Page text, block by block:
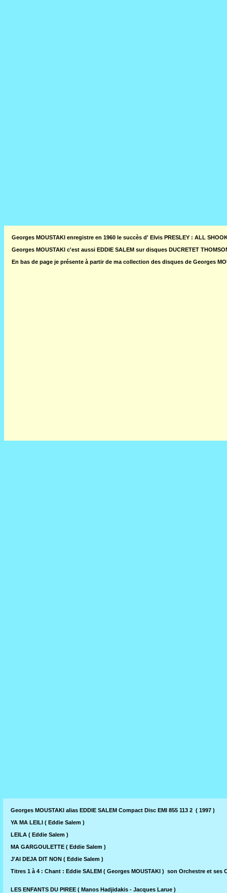
Georges MOUSTAKI enregistre en 1960 le succès d' Elvis PRESLEY : ALL
Georges MOUSTAKI c'est aussi EDDIE SALEM sur disques DUCRETET
En bas de page je présente à partir de ma collection des disques de Georges
Georges MOUSTAKI alias EDDIE SALEM Compact Disc EMI 855 113 2 ( 1997 )
YA MA LEILI ( Eddie Salem )
LEILA ( Eddie Salem )
MA GARGOULETTE ( Eddie Salem )
J'AI DEJA DIT NON ( Eddie Salem )
Titres 1 à 4 : Chant : Eddie SALEM ( Georges MOUSTAKI ) son Orchestre et ses
LES ENFANTS DU PIREE ( Manos Hadjidakis - Jacques Larue )